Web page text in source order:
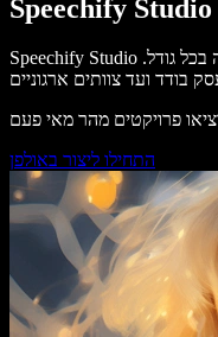
Speechify Studio הופך את עבודת צוותי הקריאייטיב לפשוטה בכל גודל.
התחילו ליצור באולפן